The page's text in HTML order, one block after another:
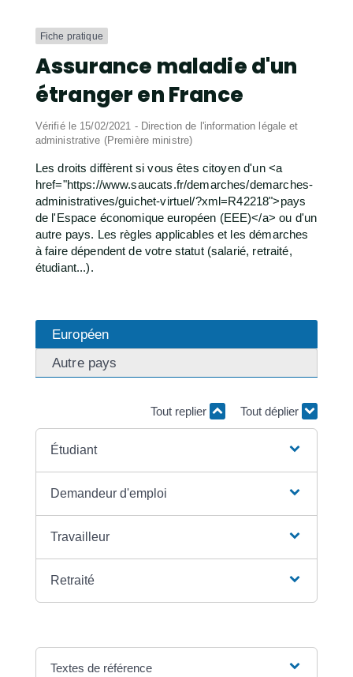
Fiche pratique
Assurance maladie d'un
étranger en France
Vérifié le 15/02/2021 - Direction de l'information légale et
administrative (Première ministre)
Les droits diffèrent si vous êtes citoyen d'un <a
href="https://www.saucats.fr/demarches/demarches-
administratives/guichet-virtuel/?xml=R42218">pays
de l'Espace économique européen (EEE)</a> ou d'un
autre pays. Les règles applicables et les démarches
à faire dépendent de votre statut (salarié, retraité,
étudiant...).
Européen
Autre pays
Tout replier Tout déplier
Étudiant
Demandeur d'emploi
Travailleur
Retraité
Textes de référence